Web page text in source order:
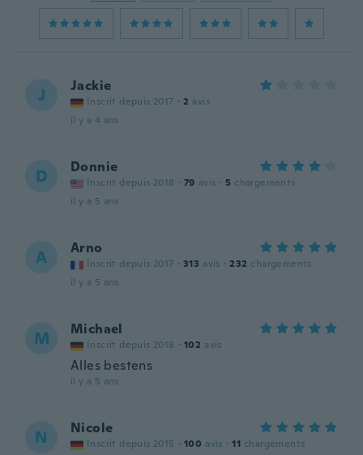
J Jackie
Inscrit depuis 2017 · 2 avis
il y a 4 ans
D Donnie
Inscrit depuis 2018 · 79 avis · 5 chargements
il y a 5 ans
A Arno
Inscrit depuis 2017 · 313 avis · 232 chargements
il y a 5 ans
M Michael
Inscrit depuis 2018 · 102 avis
Alles bestens
il y a 5 ans
N Nicole
Inscrit depuis 2015 · 100 avis · 11 chargements